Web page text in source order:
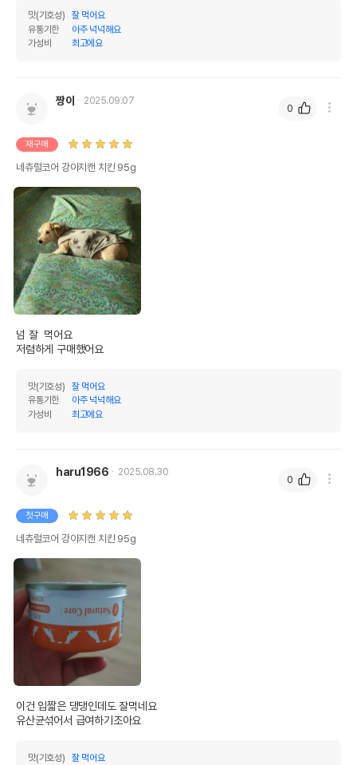
상세 정보
권장 연령
* 브랜드사에서 제공한 정보로 모든 책임은 브랜드사에 있습니다.
상품 필수 정보
품명 및 모델명
법에 의한 인증,허가 등을
받았음을 확인할수 있는
경우 그에 대한 사항
제조국 또는 원산지
제조자,수입품의 경우
수입자를 함께 표기
AS책임자와 전화번호
또는 소비자상담 관련
전화번호
단, 상품명에 유통기한 명시된 경우, 해당
맛(기호성)
잘 먹어요
유통기한
아주 넉넉해요
가성비
최고에요
짱이 2025.09.07
재구매
네츄럴코어 강아지캔 치킨 95g
넘 잘  먹어요
저렴하게 구매했어요
맛(기호성)
잘 먹어요
유통기한
아주 넉넉해요
가성비
최고에요
0
haru1966 2025.08.30
첫구매
네츄럴코어 강아지캔 치킨 95g
이건 입짧은 댕댕인데도 잘먹네요
유산균섞어서 급여하기조아요
맛(기호성)
잘 먹어요
0